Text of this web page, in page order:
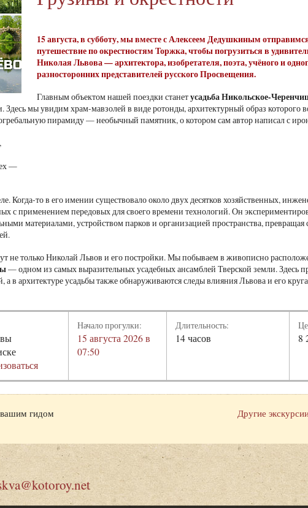
15 августа, в субботу, мы вместе с Алексеем Дедушкиным
путешествие по окрестностям Торжка, чтобы погрузиться в
Николая Львова — архитектора, изобретателя, поэта, учёного и
разносторонних представителей русского Просвещения.
Главным объектом нашей поездки станетусадьба Никольское-
Здесь мы увидим храм-мавзолей в виде ротонды, архитектурный образ которого
пирамиду — необычный памятник, о котором сам автор написал с
—
Когда-то в его имении существовало около двух десятков хозяйственных,
с применением передовых для своего времени технологий. Он
материалами, устройством парков и организацией пространства, превращая
не только Николай Львов и его постройки. Мы побываем в живописно
— одном из самых выразительных усадебных ансамблей Тверской земли. Здесь
в архитектуре усадьбы также обнаруживаются следы влияния Львова и его
Начало прогулки:
15 августа 2026 в
07:50
Длительность:
14 часов 8
Другие
гидом